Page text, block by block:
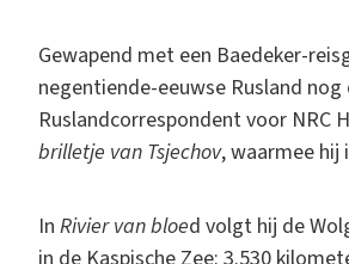
Gewapend met een Baedeker-
negentiende-eeuwse Rusland
Ruslandcorrespondent voor NRC
brilletje van Tsjechov, waarmee hij
In Rivier van bloed volgt hij de